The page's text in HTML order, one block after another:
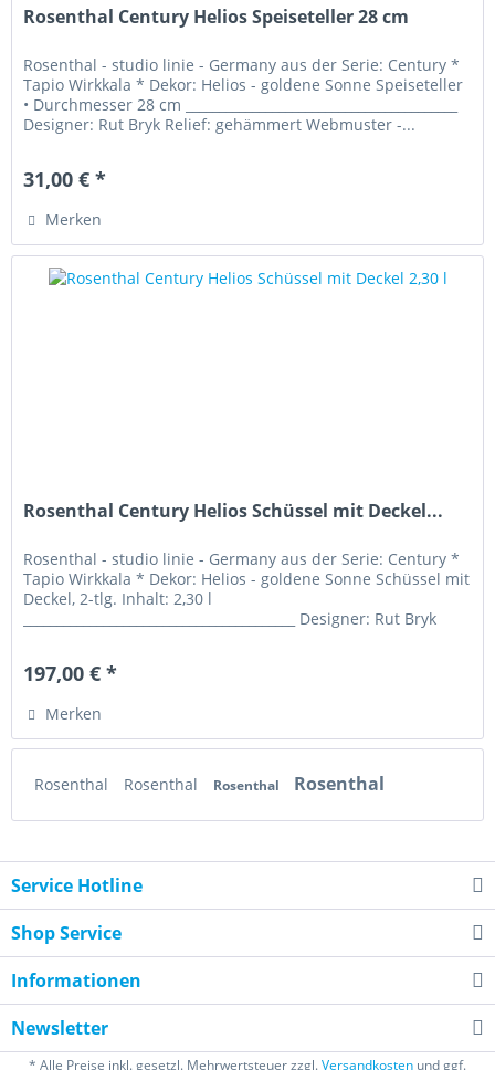
Rosenthal Century Helios Speiseteller 28 cm
Rosenthal - studio linie - Germany aus der Serie: Century *
Tapio Wirkkala * Dekor: Helios - goldene Sonne Speiseteller
• Durchmesser 28 cm _________________________________________
Designer: Rut Bryk Relief: gehämmert Webmuster -...
31,00 € *
Merken
Rosenthal Century Helios Schüssel mit Deckel...
Rosenthal - studio linie - Germany aus der Serie: Century *
Tapio Wirkkala * Dekor: Helios - goldene Sonne Schüssel mit
Deckel, 2-tlg. Inhalt: 2,30 l
_________________________________________ Designer: Rut Bryk
197,00 € *
Merken
Rosenthal Rosenthal Rosenthal Rosenthal
Service Hotline
Shop Service
Informationen
Newsletter
* Alle Preise inkl. gesetzl. Mehrwertsteuer zzgl.Versandkosten und ggf.